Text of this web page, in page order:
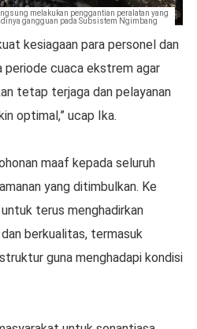
melakukan penggantian peralatan yang
gangguan pada Subsistem Ngimbang
kesiagaan para personel dan
periode cuaca ekstrem agar
tetap terjaga dan pelayanan
optimal,” ucap Ika.
maaf kepada seluruh
yang ditimbulkan. Ke
terus menghadirkan
berkualitas, termasuk
guna menghadapi kondisi